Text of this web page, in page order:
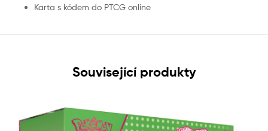
Karta s kódem do PTCG online
Související produkty